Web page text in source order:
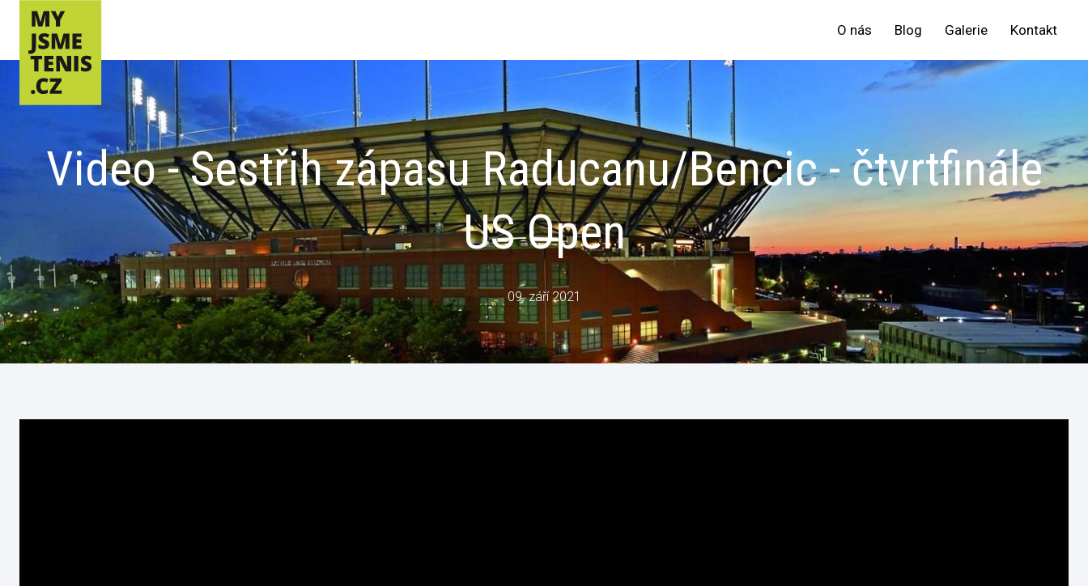
O nás Blog Galerie Kontakt
Video - Sestřih zápasu Raducanu/Bencic - čtvrtfinále
US Open
09. září 2021